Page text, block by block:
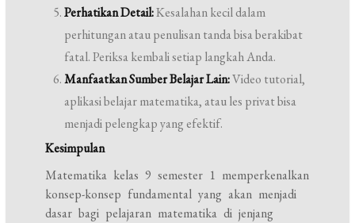
Perhatikan Detail:Kesalahan kecil dalam
perhitungan atau penulisan tanda bisa berakibat
fatal. Periksa kembali setiap langkah Anda.
Manfaatkan Sumber Belajar Lain:Video tutorial,
aplikasi belajar matematika, atau les privat bisa
menjadi pelengkap yang efektif.
Kesimpulan
Matematika kelas 9 semester 1 memperkenalkan
konsep-konsep fundamental yang akan menjadi
dasar bagi pelajaran matematika di jenjang